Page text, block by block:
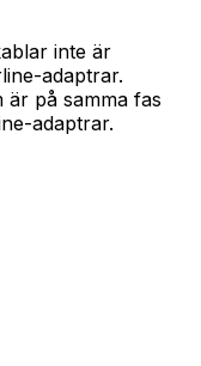
inte är
adaptrar.
är på samma fas
adaptrar.